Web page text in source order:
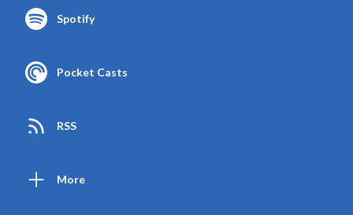
Spotify
Pocket Casts
RSS
More